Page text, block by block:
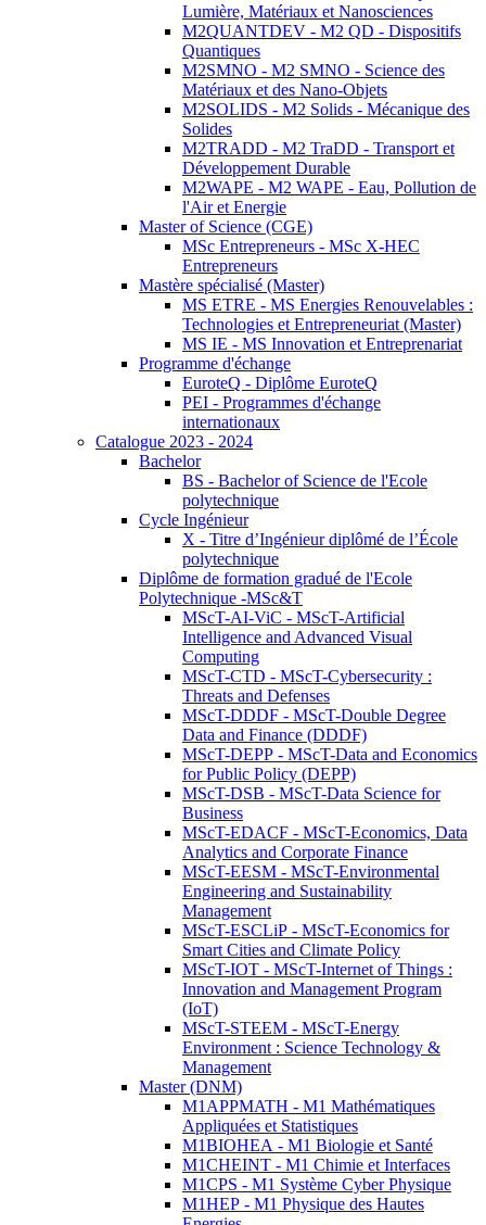
Lumière, Matériaux et Nanosciences
M2QUANTDEV - M2 QD - Dispositifs
Quantiques
M2SMNO - M2 SMNO - Science des
Matériaux et des Nano-Objets
M2SOLIDS - M2 Solids - Mécanique des
Solides
M2TRADD - M2 TraDD - Transport et
Développement Durable
M2WAPE - M2 WAPE - Eau, Pollution de
l'Air et Energie
Master of Science (CGE)
MSc Entrepreneurs - MSc X-HEC
Entrepreneurs
Mastère spécialisé (Master)
MS ETRE - MS Energies Renouvelables :
Technologies et Entrepreneuriat (Master)
MS IE - MS Innovation et Entreprenariat
Programme d'échange
EuroteQ - Diplôme EuroteQ
PEI - Programmes d'échange
internationaux
Catalogue 2023 - 2024
Bachelor
BS - Bachelor of Science de l'Ecole
polytechnique
Cycle Ingénieur
X - Titre d’Ingénieur diplômé de l’École
polytechnique
Diplôme de formation gradué de l'Ecole
Polytechnique -MSc&T
MScT-AI-ViC - MScT-Artificial
Intelligence and Advanced Visual
Computing
MScT-CTD - MScT-Cybersecurity :
Threats and Defenses
MScT-DDDF - MScT-Double Degree
Data and Finance (DDDF)
MScT-DEPP - MScT-Data and Economics
for Public Policy (DEPP)
MScT-DSB - MScT-Data Science for
Business
MScT-EDACF - MScT-Economics, Data
Analytics and Corporate Finance
MScT-EESM - MScT-Environmental
Engineering and Sustainability
Management
MScT-ESCLiP - MScT-Economics for
Smart Cities and Climate Policy
MScT-IOT - MScT-Internet of Things :
Innovation and Management Program
(IoT)
MScT-STEEM - MScT-Energy
Environment : Science Technology &
Management
Master (DNM)
M1APPMATH - M1 Mathématiques
Appliquées et Statistiques
M1BIOHEA - M1 Biologie et Santé
M1CHEINT - M1 Chimie et Interfaces
M1CPS - M1 Système Cyber Physique
M1HEP - M1 Physique des Hautes